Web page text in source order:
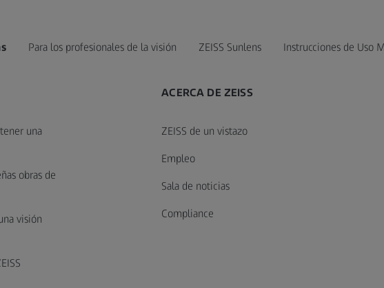
Para los profesionales de la visión ZEISS Sunlens Instrucciones de Uso
una
obras de
visión
ACERCA DE ZEISS
ZEISS de un vistazo
Empleo
Sala de noticias
Compliance